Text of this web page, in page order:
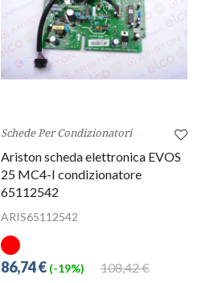
Schede Per Condizionatori
Ariston scheda elettronica EVOS
25 MC4-I condizionatore
65112542
ARIS65112542
108,42 €
86,74 € (-19%)